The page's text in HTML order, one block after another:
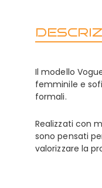
Il modello
femminile e
formali.
Realizzati con
sono pensati
valorizzare la